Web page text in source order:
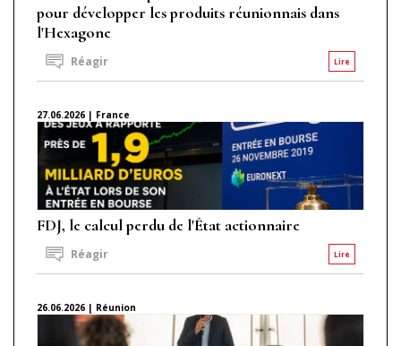
pour développer les produits réunionnais dans
l'Hexagone
Lire
Réagir
27.06.2026 | France
FDJ, le calcul perdu de l'État actionnaire
Lire
Réagir
26.06.2026 | Réunion